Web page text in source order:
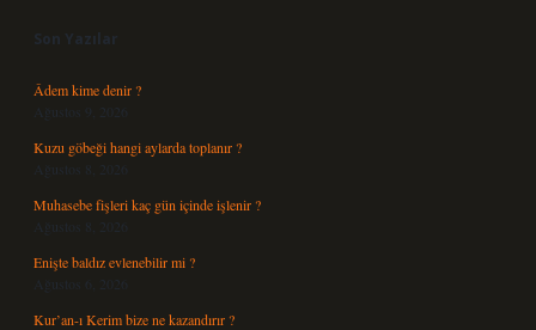
Son Yazılar
Âdem kime denir ?
Ağustos 9, 2026
Kuzu göbeği hangi aylarda toplanır ?
Ağustos 8, 2026
Muhasebe fişleri kaç gün içinde işlenir ?
Ağustos 8, 2026
Enişte baldız evlenebilir mi ?
Ağustos 6, 2026
Kur’an-ı Kerim bize ne kazandırır ?